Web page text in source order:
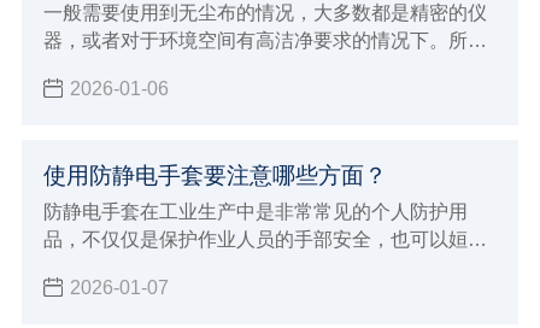
一般需要使用到无尘布的情况，大多数都是精密的仪
器，或者对于环境空间有高洁净要求的情况下。所以
何解决无尘布掉纤维的问题？要想解决无尘布掉纤维
题。
2026-01-06
使用防静电手套要注意哪些方面？
防静电手套在工业生产中是非常常见的个人防护用
品，不仅仅是保护作业人员的手部安全，也可以姮好
程中也有一些事项，下面小辉就来学习的给大家介绍
2026-01-07